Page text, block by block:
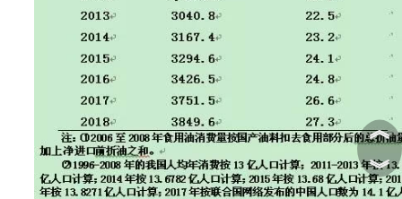
︽
︾